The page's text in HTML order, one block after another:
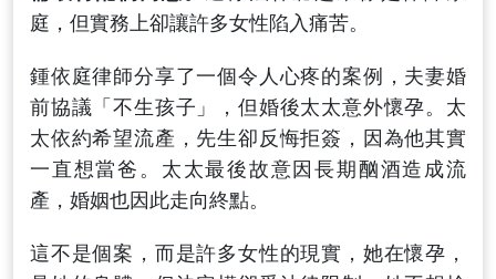
庭，但實務上卻讓許多女性陷入痛苦。
鍾依庭律師分享了一個令人心疼的案例，夫妻婚
前協議「不生孩子」，但婚後太太意外懷孕。太
太依約希望流產，先生卻反悔拒簽，因為他其實
一直想當爸。太太最後故意因長期酗酒造成流
產，婚姻也因此走向終點。
這不是個案，而是許多女性的現實，她在懷孕，